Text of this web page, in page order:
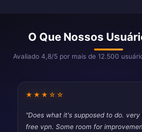
O Que Nossos
Avaliado 4,8/5 por mais de 12.500
★★★☆☆
"Does what it's supposed to do.
free vpn. Some room for